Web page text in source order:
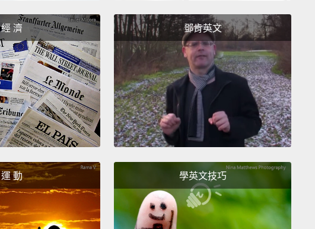
That was fun, right?
很好玩，對吧？
Yeah.
對。
Do you remember all the candy we got?
妳記得我們拿到的所有糖果嗎？
Yeah.
記得。
Well, Daddy ate all of it.
經 濟 鄧肯英文
運 動 學英文技巧